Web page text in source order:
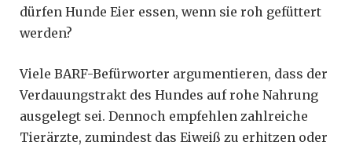
dürfen Hunde Eier essen, wenn sie roh gefüttert
werden?
Viele BARF-Befürworter argumentieren, dass der
Verdauungstrakt des Hundes auf rohe Nahrung
ausgelegt sei. Dennoch empfehlen zahlreiche
Tierärzte, zumindest das Eiweiß zu erhitzen oder